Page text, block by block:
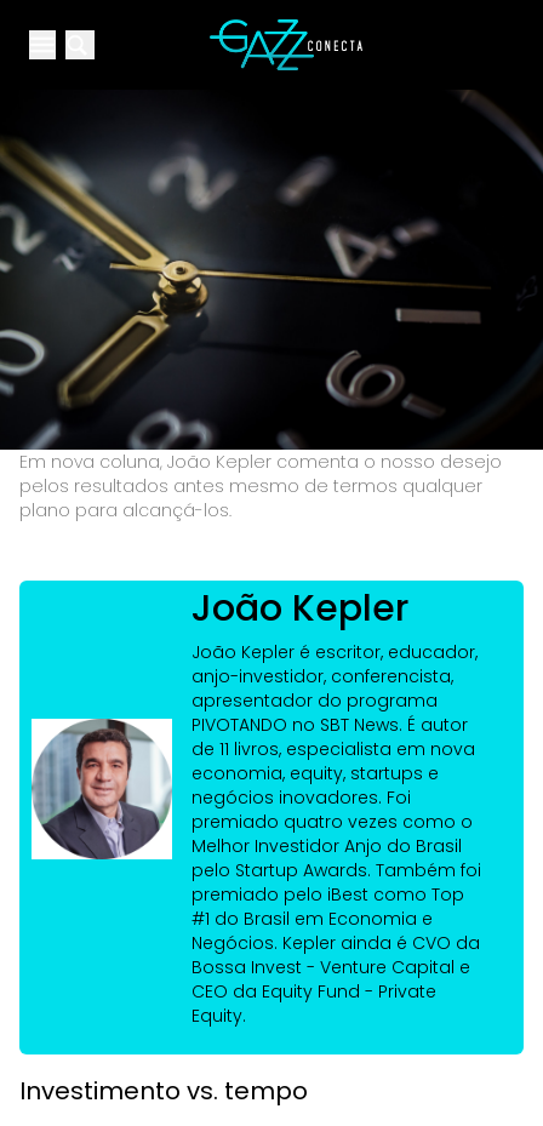
Open main menuYour Company
Em nova coluna, João Kepler comenta o nosso desejo
pelos resultados antes mesmo de termos qualquer
plano para alcançá-los.
João Kepler
João Kepler é escritor, educador,
anjo-investidor, conferencista,
apresentador do programa
PIVOTANDO no SBT News. É autor
de 11 livros, especialista em nova
economia, equity, startups e
negócios inovadores. Foi
premiado quatro vezes como o
Melhor Investidor Anjo do Brasil
pelo Startup Awards. Também foi
premiado pelo iBest como Top
#1 do Brasil em Economia e
Negócios. Kepler ainda é CVO da
Bossa Invest - Venture Capital e
CEO da Equity Fund - Private
Equity.
Investimento vs. tempo